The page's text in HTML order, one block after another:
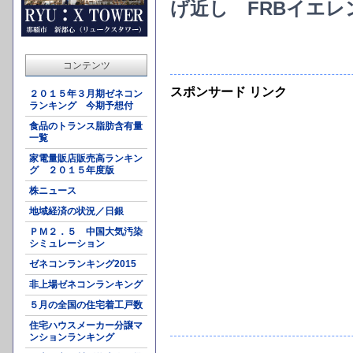
コンテンツ
２０１５年３月期ゼネコン
ランキング 今期予想付
食品のトランス脂肪含有量
一覧
家電量販店販売高ランキン
グ ２０１５年度版
株ニュース
地域経済の状況／日銀
ＰＭ２．５ 中国大気汚染
シミュレーション
ゼネコンランキング2015
非上場ゼネコンランキング
５月の全国の住宅着工戸数
住宅ハウスメーカー分譲マ
ンションランキング
げ近し FRBイエレ
スポンサード リンク